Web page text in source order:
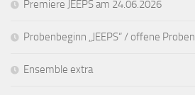
Premiere JEEPS am 24.06.2026
Probenbeginn „JEEPS“ / offene Proben
Ensemble extra